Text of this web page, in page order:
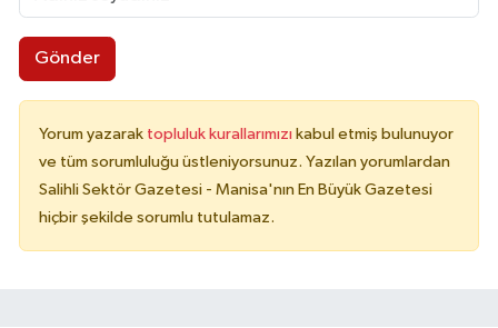
Gönder
Yorum yazarak topluluk kurallarımızı kabul etmiş bulunuyor
ve tüm sorumluluğu üstleniyorsunuz. Yazılan yorumlardan
Salihli Sektör Gazetesi - Manisa'nın En Büyük Gazetesi
hiçbir şekilde sorumlu tutulamaz.